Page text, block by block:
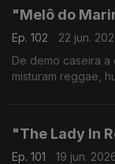
"Melô do
Ep. 102
22 jun.
De demo caseira a
misturam reggae,
"The Lady In
Ep. 101
19 jun.